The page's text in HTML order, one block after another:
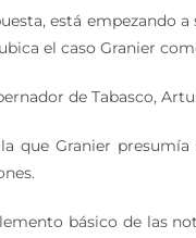
está empezando
el caso Granier
de Tabasco,
que Granier
básico de las